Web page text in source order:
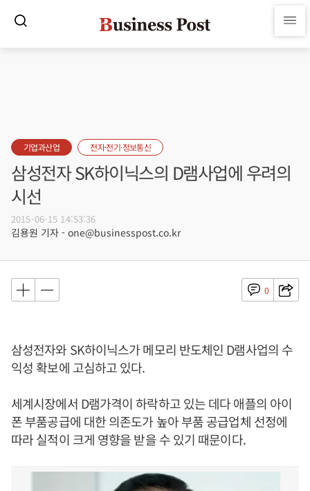
기업과산업 전자·전기·정보통신
삼성전자 SK하이닉스의 D램사업에 우려의
시선
2015-06-15 14:53:36
김용원 기자 - one@businesspost.co.kr
0
삼성전자와 SK하이닉스가 메모리 반도체인 D램사업의 수
익성 확보에 고심하고 있다.
세계시장에서 D램가격이 하락하고 있는 데다 애플의 아이
폰 부품공급에 대한 의존도가 높아 부품 공급업체 선정에
따라 실적이 크게 영향을 받을 수 있기 때문이다.